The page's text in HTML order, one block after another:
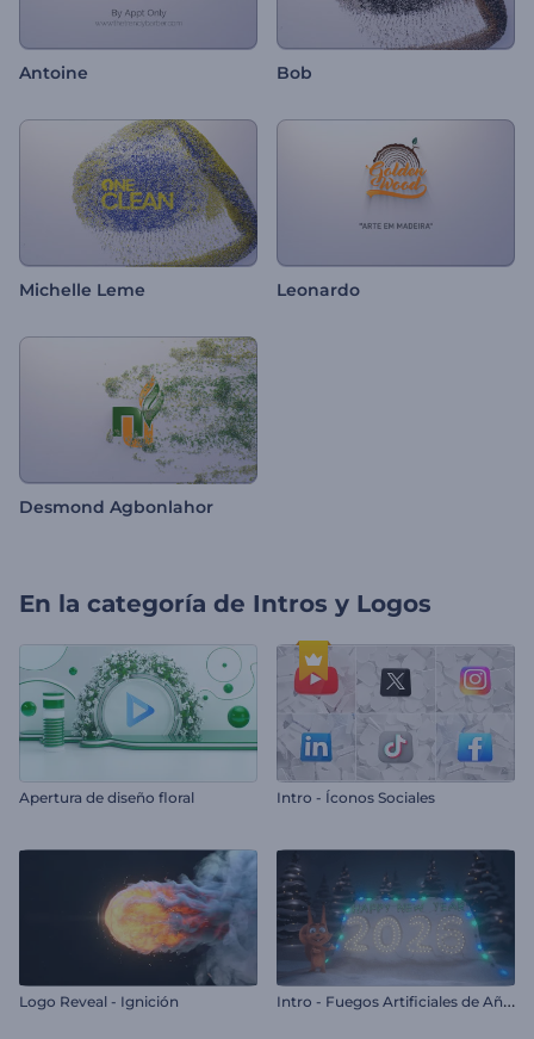
Antoine Bob
Michelle Leme Leonardo
Desmond Agbonlahor
En la categoría de Intros y Logos
Apertura de diseño floral Intro - Íconos Sociales
Logo Reveal - Ignición I
ntro - Fuegos Artificiales de Año Nuevo de Rendy